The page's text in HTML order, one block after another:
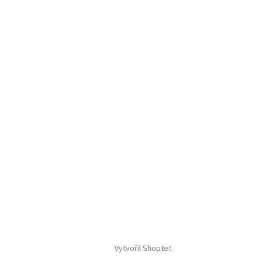
Vytvořil Shoptet